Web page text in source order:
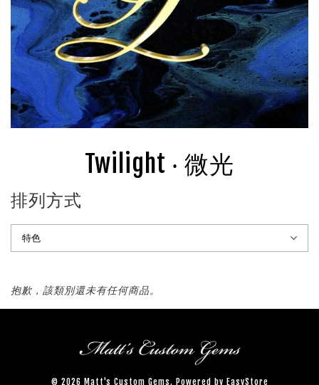
Twilight ‧ 微光
排列方式
抱歉，該類別還未有任何商品。
© 2026 Matt's Custom Gems. Powered by EasyStore